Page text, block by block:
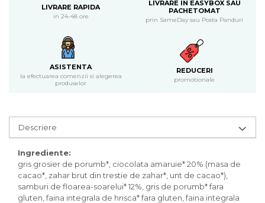
Ingrediente bio pentru copt
Pesto bio
Musli bio
Terci bio
Orez bio si leguminoase
Legume bio
Legume bio in conserva
Orez bio
LIVRARE RAPIDA
in 24-48 ore
LIVRARE IN EASYBOX SAU
PACHETOMAT
prin SameDay sau Posta Panduri
ASISTENTA
la efectuarea comenzii si alegerea
produselor
REDUCERI
promotionale
Descriere
Ingrediente:
gris grosier de porumb*, ciocolata amaruie* 20% (masa de
cacao*, zahar brut din trestie de zahar*, unt de cacao*),
samburi de floarea-soarelui* 12%, gris de porumb* fara
gluten, faina integrala de hrisca* fara gluten, faina integrala